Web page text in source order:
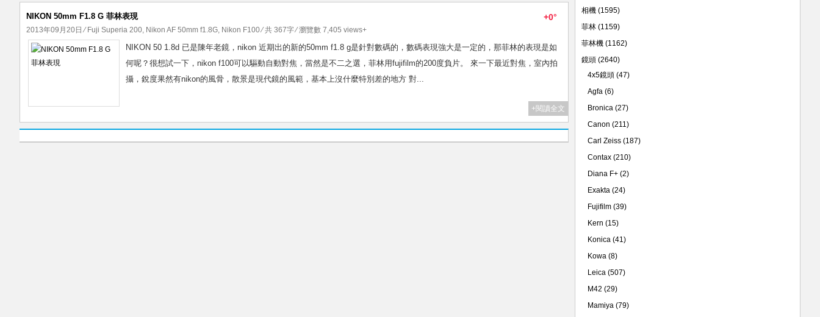
+0°
NIKON 50mm F1.8 G 菲林表現
2013年09月20日 ⁄ Fuji Superia 200, Nikon AF 50mm f1.8G, Nikon F100⁄ 共 367字 ⁄ 瀏覽數 7,405 views+
NIKON 50 1.8d 已是陳年老鏡，nikon 近期出的新的50mm f1.8 g是針對數碼的，數碼表現強大是一定的，那菲林的表現是如
何呢？很想試一下，nikon f100可以驅動自動對焦，當然是不二之選，菲林用fujifilm的200度負片。 來一下最近對焦，室內拍
攝，銳度果然有nikon的風骨，散景是現代鏡的風範，基本上沒什麼特別差的地方 對...
+閱讀全文
相機 (1595)
菲林 (1159)
菲林機 (1162)
鏡頭 (2640)
4x5鏡頭 (47)
Agfa (6)
Bronica (27)
Canon (211)
Carl Zeiss (187)
Contax (210)
Diana F+ (2)
Exakta (24)
Fujifilm (39)
Kern (15)
Konica (41)
Kowa (8)
Leica (507)
M42 (29)
Mamiya (79)